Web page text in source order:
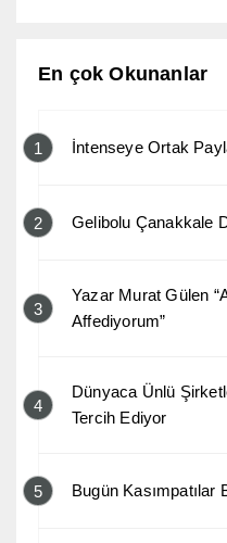
En çok Okunanlar
1 İntenseye Ortak
2 Gelibolu Çanakkale
3
Yazar Murat Gülen
Affediyorum”
4
Dünyaca Ünlü
Tercih Ediyor
5 Bugün